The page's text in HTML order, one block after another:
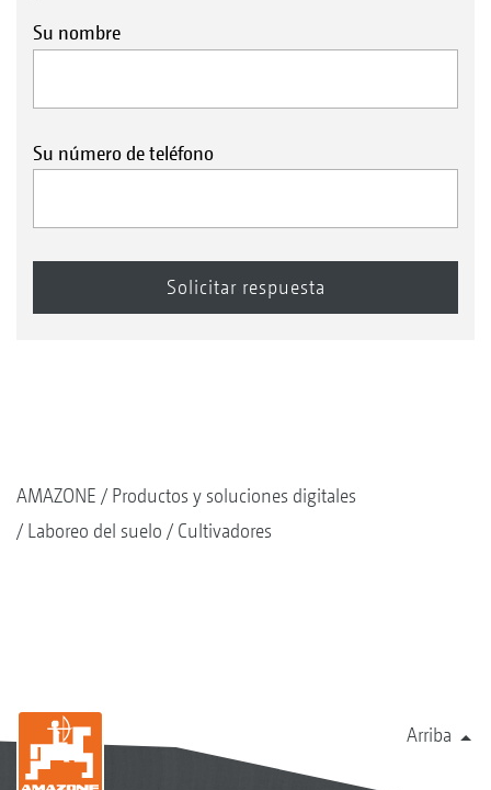
Su nombre
Su número de teléfono
AMAZONE
Productos y soluciones digitales
Laboreo del suelo
Cultivadores
Arriba